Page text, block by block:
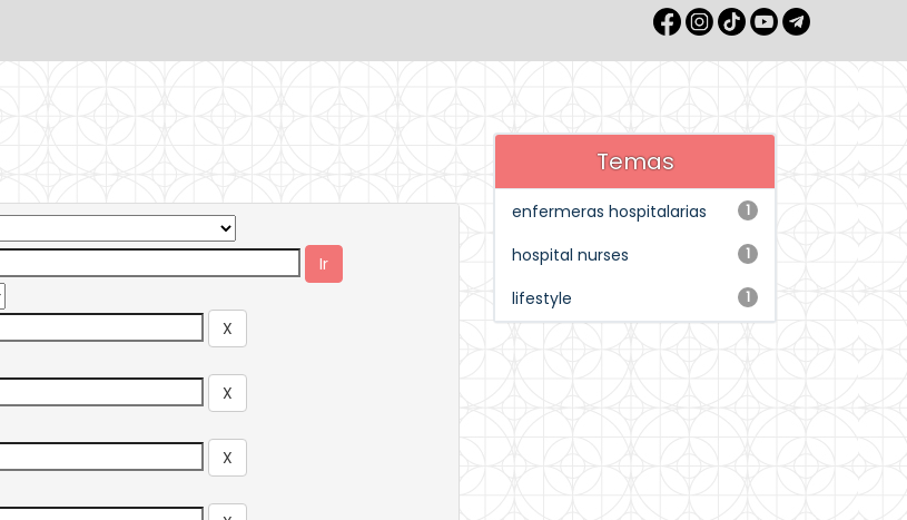
Temas
1
enfermeras hospitalarias
1
hospital nurses
1
lifestyle